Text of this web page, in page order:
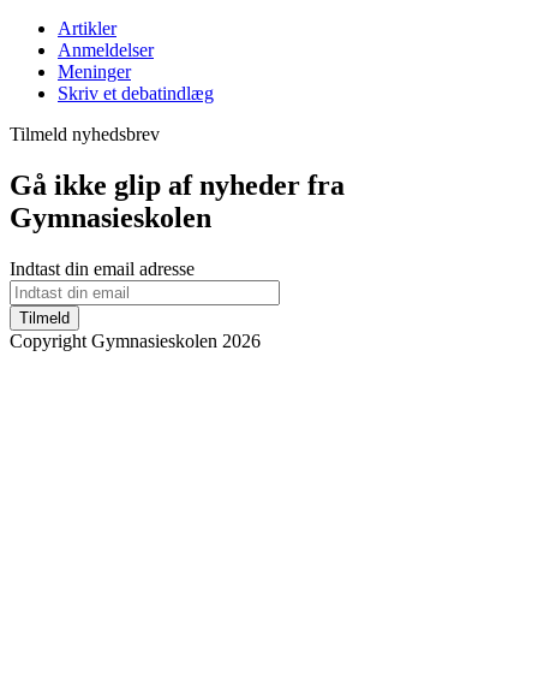
Artikler
Anmeldelser
Meninger
Skriv et debatindlæg
Tilmeld nyhedsbrev
Gå ikke glip af nyheder fra
Gymnasieskolen
Indtast din email adresse
Tilmeld
Copyright Gymnasieskolen 2026